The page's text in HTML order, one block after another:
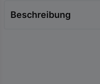
Beschreibung